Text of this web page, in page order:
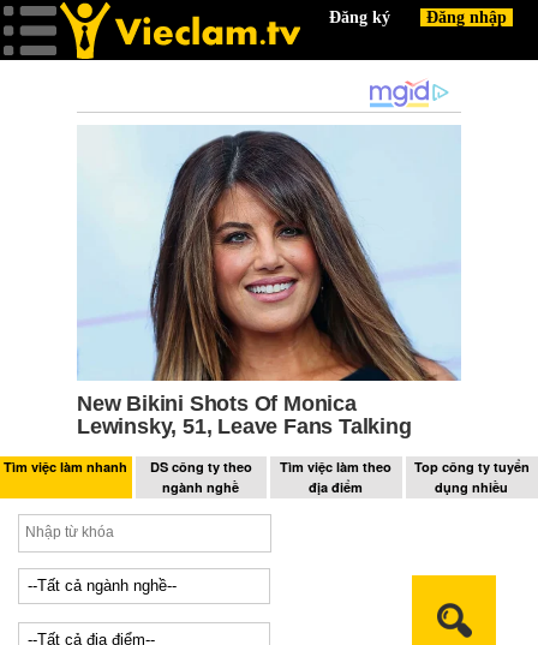
Tìm việc làm nhanh
DS công ty theo
ngành nghề
Tìm việc làm theo
địa điểm
Top công ty tuyển
dụng nhiều